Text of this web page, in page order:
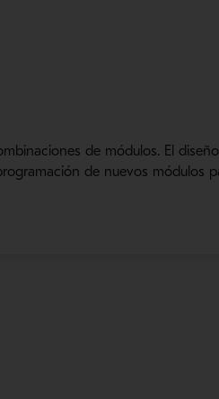
de módulos. El
amación de nuevos módulos